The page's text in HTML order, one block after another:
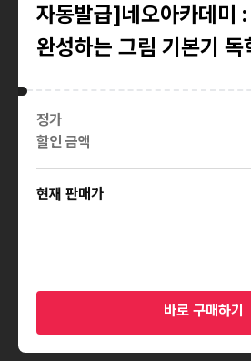
자동발급]네오아카데미
완성하는 그림 기본기 독
정가
할인 금액
현재 판매가
바로 구매하기